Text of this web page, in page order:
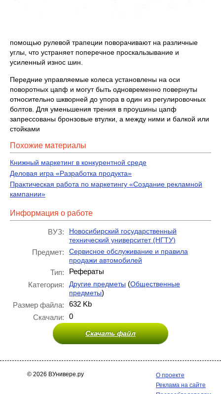
помощью рулевой трапеции поворачивают на различные
углы, что устраняет поперечное проскальзывание и
усиленный износ шин.
Передние управляемые колеса установлены на оси
поворотных цапф и могут быть одновременно повернуты
относительно шкворней до упора в один из регулировочных
болтов. Для уменьшения трения в проушины цапф
запрессованы бронзовые втулки, а между ними и балкой или
стойками
Похожие материалы
Книжный маркетинг в конкурентной среде
Деловая игра «Разработка продукта»
Практическая работа по маркетингу «Создание рекламной
кампании»
Информация о работе
ВУЗ:
Новосибирский государственный
технический университет (НГТУ)
Предмет:
Сервисное обслуживание и правила
продажи автомобилей
Тип:
Рефераты
Категория:
Другие предметы (Общественные
предметы)
Размер файла:
632 Kb
Скачали:
0
Скачать файл
© 2026 ВУнивере.ру
О проекте
Реклама на сайте